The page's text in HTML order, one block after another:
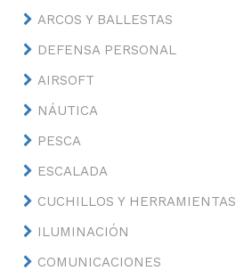
ARCOS Y BALLESTAS
DEFENSA PERSONAL
AIRSOFT
NÁUTICA
PESCA
ESCALADA
CUCHILLOS Y HERRAMIENTAS
ILUMINACIÓN
COMUNICACIONES